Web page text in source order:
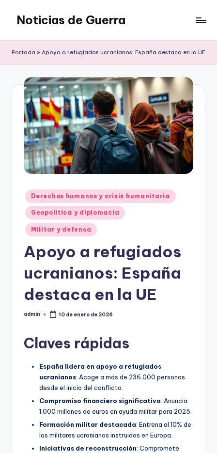
Saltar
contenido
Noticias de Guerra
Portada » Apoyo a refugiados ucranianos: España destaca en la UE
Publicado
en
Derechos humanos y crisis humanitaria
Geopolítica y diplomacia
Militar y defensa
Apoyo a refugiados
ucranianos: España
destaca en la UE
Publicado
admin 10 de enero de 2026
Claves rápidas
España lidera en apoyo a refugiados
ucranianos: Acoge a más de 236.000 personas
desde el inicio del conflicto.
Compromiso financiero significativo: Anuncia
1.000 millones de euros en ayuda militar para 2025.
Formación militar destacada: Entrena al 10% de
los militares ucranianos instruidos en Europa.
Iniciativas de reconstrucción: Compromete